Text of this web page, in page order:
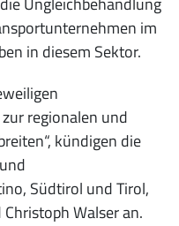
im
in diesem Sektor.
regionalen und
kündigen die
Südtirol und Tirol,
Walser an.